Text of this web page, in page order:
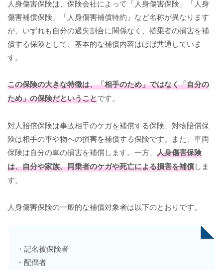
人身傷害保険は、保険会社によって「人身傷害保険」「人身
傷害補償保険」「人身傷害補償特約」など名称が異なります
が、いずれも自分の過失割合に関係なく、搭乗者の損害を補
償する保険として、基本的な補償内容はほぼ共通していま
す。
この保険の大きな特徴は、「相手のため」ではなく「自分の
ため」の保険だということです。
対人賠償保険は事故相手のケガを補償する保険、対物賠償保
険は相手の車や物への損害を補償する保険です。また、車両
保険は自分の車の損害を補償します。一方、 人身傷害保険
は、自分や家族、同乗者のケガや死亡による損害を補償しま
す。
人身傷害保険の一般的な補償対象者は以下のとおりです。
・記名被保険者
・配偶者